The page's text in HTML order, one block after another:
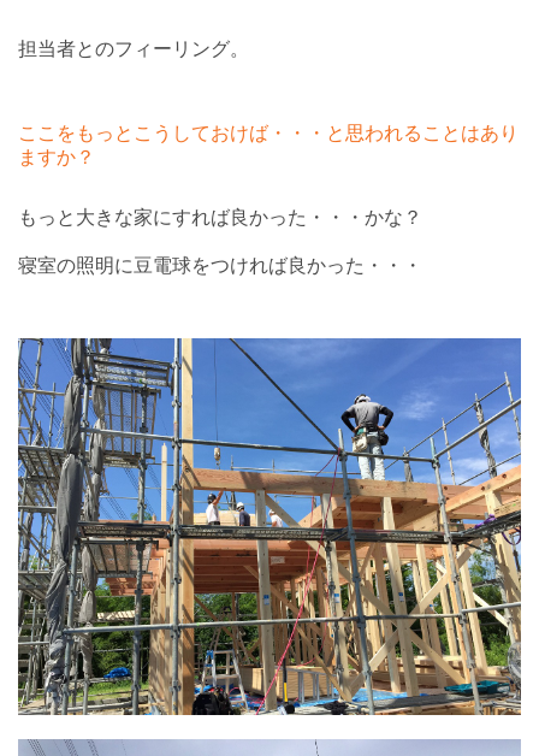
担当者とのフィーリング。
ここをもっとこうしておけば・・・と思われることはあり
ますか？
もっと大きな家にすれば良かった・・・かな？
寝室の照明に豆電球をつければ良かった・・・